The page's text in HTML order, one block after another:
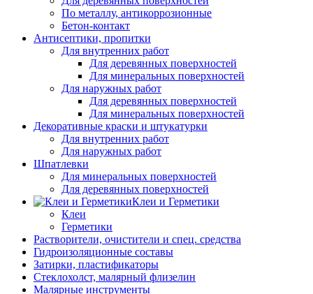
По металлу, антикоррозионные
Бетон-контакт
Антисептики, пропитки
Для внутренних работ
Для деревянных поверхностей
Для минеральных поверхностей
Для наружных работ
Для деревянных поверхностей
Для минеральных поверхностей
Декоративные краски и штукатурки
Для внутренних работ
Для наружных работ
Шпатлевки
Для минеральных поверхностей
Для деревянных поверхностей
Клеи и Герметики
Клеи
Герметики
Растворители, очистители и спец. средства
Гидроизоляционные составы
Затирки, пластификаторы
Стеклохолст, малярный флизелин
Малярные инструменты